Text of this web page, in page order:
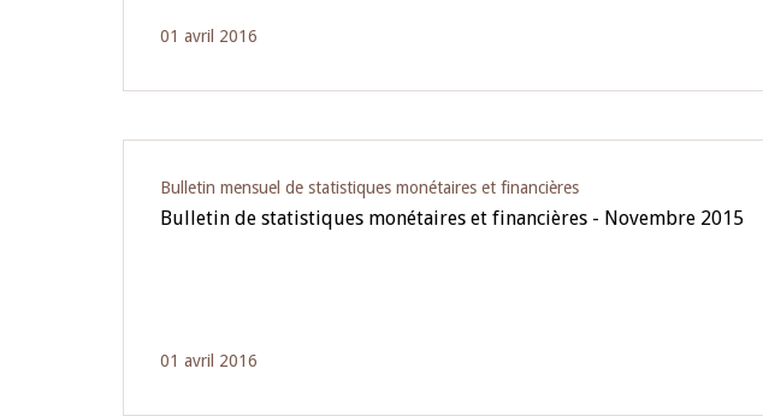
01 avril 2016
Bulletin mensuel de statistiques monétaires et financières
Bulletin de statistiques monétaires et financières - Novembre 2015
01 avril 2016